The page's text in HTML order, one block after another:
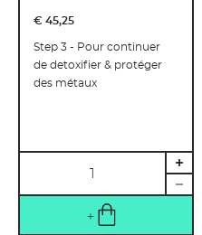
€ 45,25
Step 3 - Pour continuer
de detoxifier & protéger
des métaux